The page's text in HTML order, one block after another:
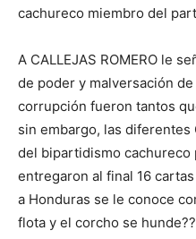
cachureco miembro del
A CALLEJAS ROMERO le
de poder y malversación
corrupción fueron tantos
sin embargo, las
del bipartidismo
entregaron al final 16
a Honduras se le conoce
flota y el corcho se